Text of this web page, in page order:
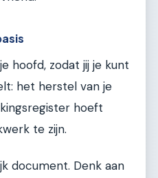
hoofd, zodat jij je kunt
het herstel van je
hoeft
te zijn.
document. Denk aan